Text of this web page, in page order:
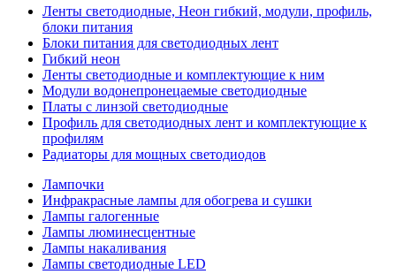
Ленты светодиодные, Неон гибкий, модули, профиль,
блоки питания
Блоки питания для светодиодных лент
Гибкий неон
Ленты светодиодные и комплектующие к ним
Модули водонепронецаемые светодиодные
Платы с линзой светодиодные
Профиль для светодиодных лент и комплектующие к
профилям
Радиаторы для мощных светодиодов
Лампочки
Инфракрасные лампы для обогрева и сушки
Лампы галогенные
Лампы люминесцентные
Лампы накаливания
Лампы светодиодные LED